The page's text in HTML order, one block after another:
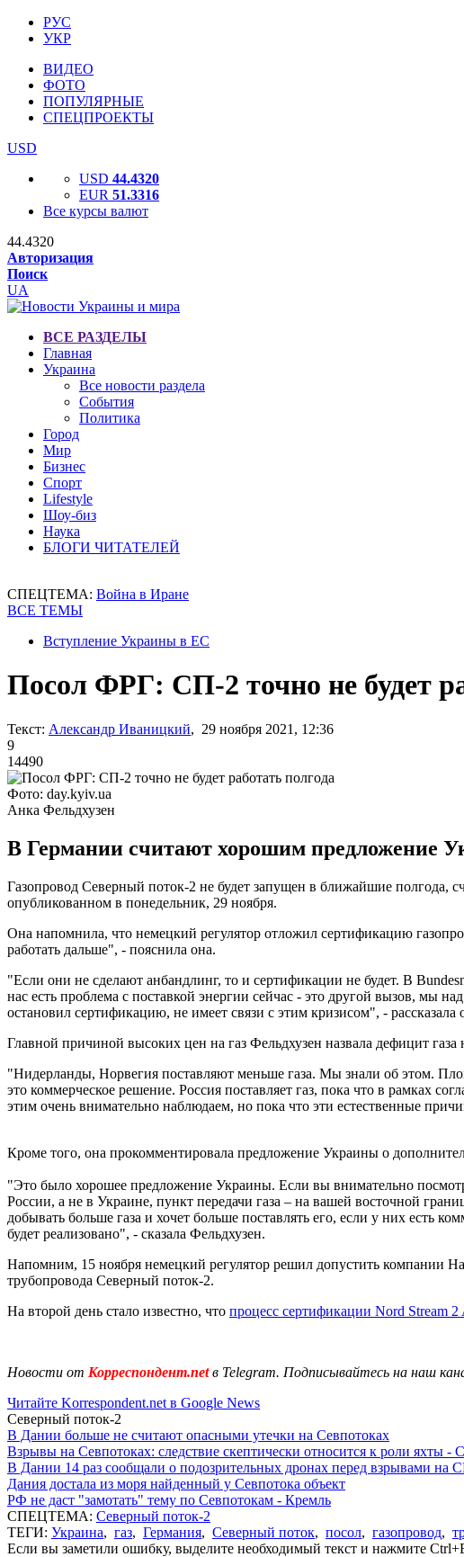
РУС
УКР
ВИДЕО
ФОТО
ПОПУЛЯРНЫЕ
СПЕЦПРОЕКТЫ
USD
USD 44.4320
EUR 51.3316
Все курсы валют
44.4320
Авторизация
Поиск
UA
ВСЕ РАЗДЕЛЫ
Главная
Украина
Все новости раздела
События
Политика
Город
Мир
Бизнес
Спорт
Lifestyle
Шоу-биз
Наука
БЛОГИ ЧИТАТЕЛЕЙ
СПЕЦТЕМА: Война в Иране
ВСЕ ТЕМЫ
Вступление Украины в ЕС
Посол ФРГ: СП-2 точно не будет
Текст: Александр Иваницкий, 29 ноября 2021, 12:36
9
14490
Фото: day.kyiv.ua
Анка Фельдхузен
В Германии считают хорошим предложение
Газопровод Северный поток-2 не будет запущен в ближайшие полгода,
опубликованном в понедельник, 29 ноября.
Она напомнила, что немецкий регулятор отложил сертификацию
работать дальше", - пояснила она.
"Если они не сделают анбандлинг, то и сертификации не будет. В
нас есть проблема с поставкой энергии сейчас - это другой вызов, мы
остановил сертификацию, не имеет связи с этим кризисом", - рассказала
Главной причиной высоких цен на газ Фельдхузен назвала дефицит
"Нидерланды, Норвегия поставляют меньше газа. Мы знали об этом.
это коммерческое решение. Россия поставляет газ, пока что в рамках
этим очень внимательно наблюдаем, но пока что эти естественные
Кроме того, она прокомментировала предложение Украины о
"Это было хорошее предложение Украины. Если вы внимательно
России, а не в Украине, пункт передачи газа – на вашей восточной
добывать больше газа и хочет больше поставлять его, если у них есть
будет реализовано", - сказала Фельдхузен.
Напомним, 15 ноября немецкий регулятор решил допустить компании
трубопровода Северный поток-2.
На второй день стало известно, что процесс сертификации Nord Stream
Новости от Корреспондент.netв Telegram. Подписывайтесь на наш
Читайте Korrespondent.net в Google News
Северный поток-2
В Дании больше не считают опасными утечки на Севпотоках
Взрывы на Севпотоках: следствие скептически относится к роли яхты
В Дании 14 раз сообщали о подозрительных дронах перед взрывами на
Дания достала из моря найденный у Севпотока объект
РФ не даст "замотать" тему по Севпотокам - Кремль
СПЕЦТЕМА: Северный поток-2
ТЕГИ: Украина, газ, Германия, Северный поток, посол, газопровод,
Если вы заметили ошибку, выделите необходимый текст и нажмите